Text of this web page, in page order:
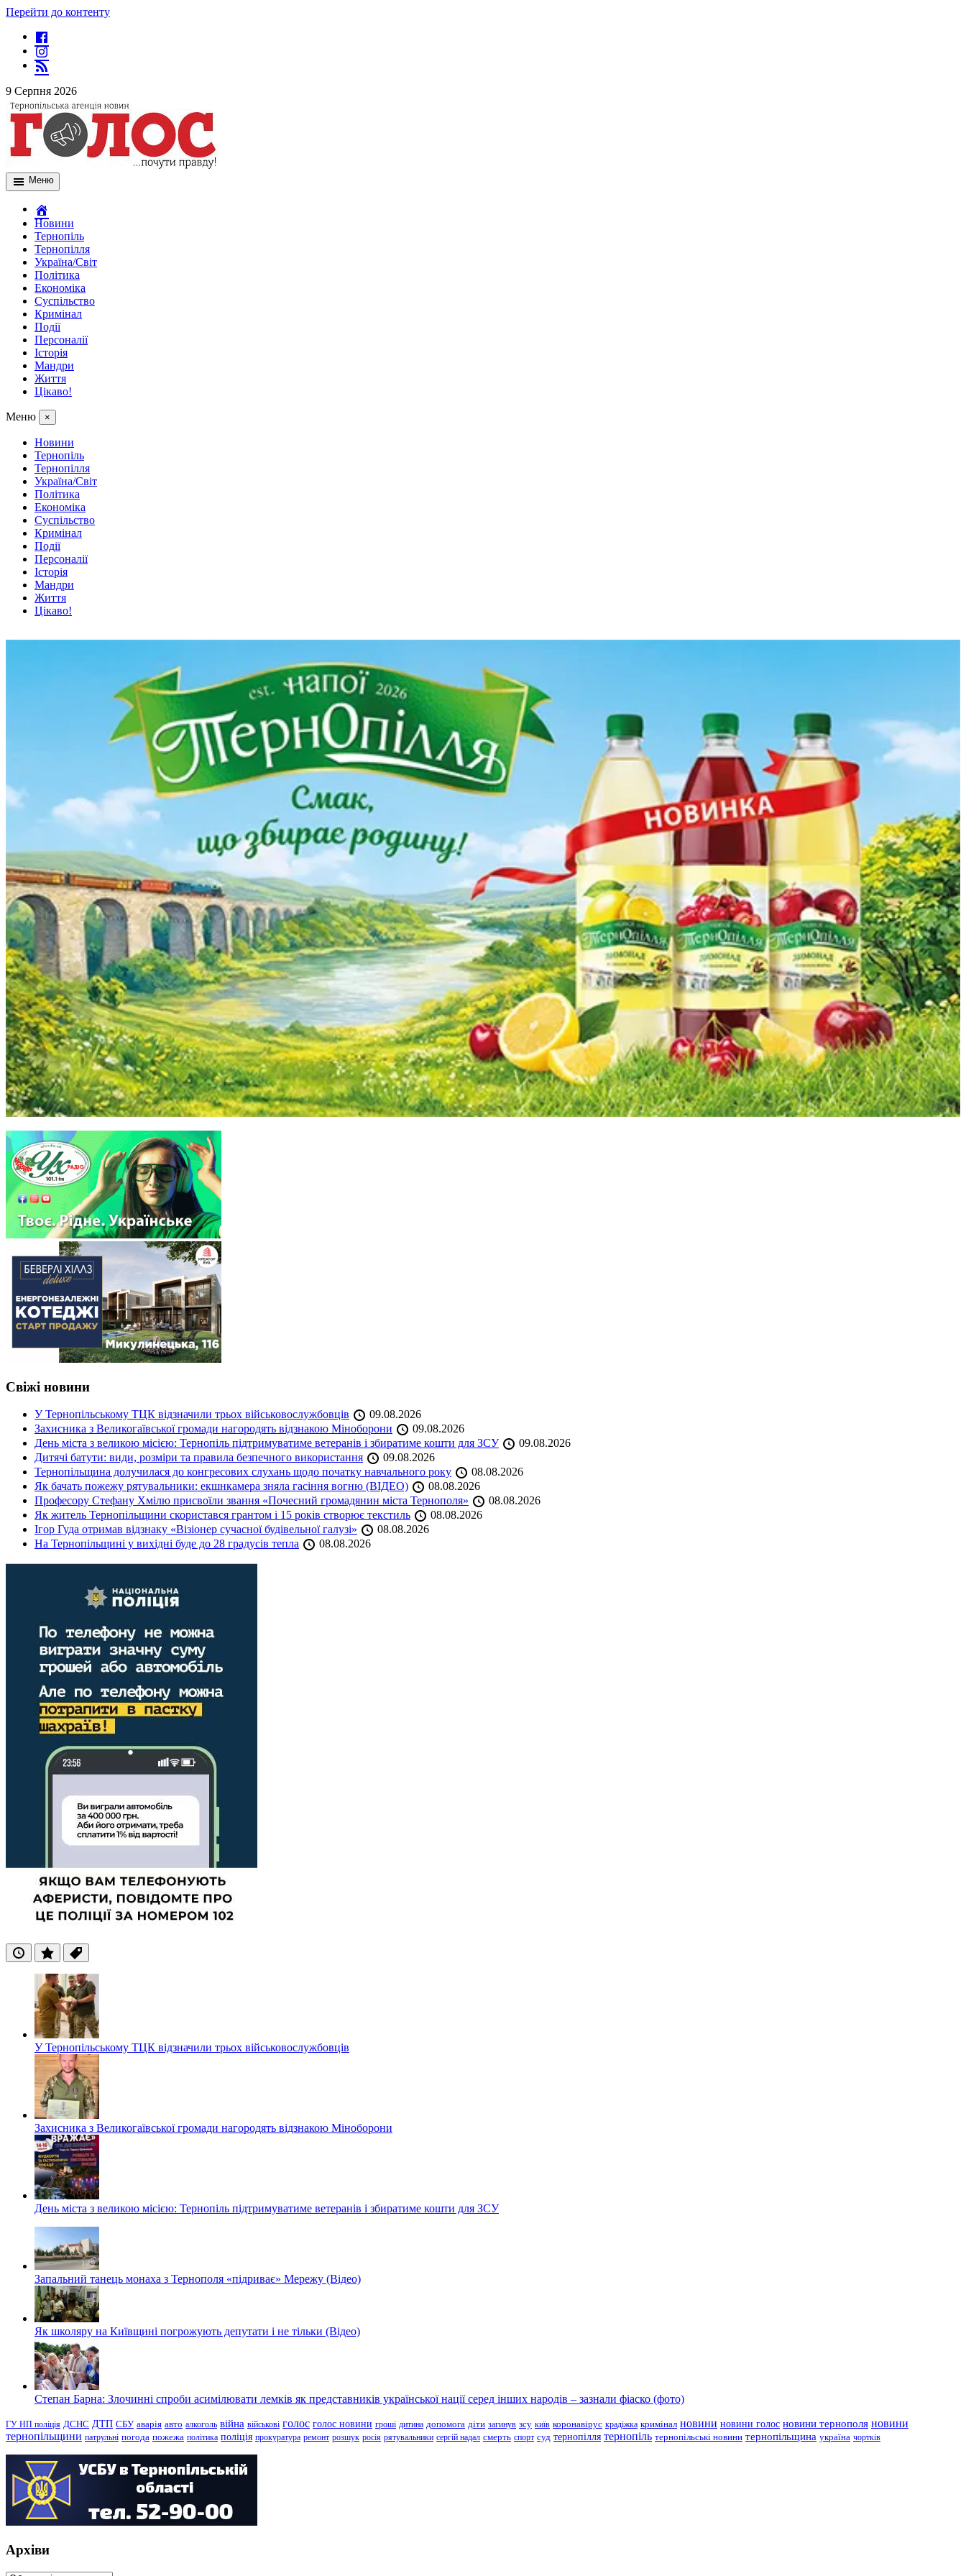
Перейти до контенту
9 Серпня 2026
Меню
Новини
Тернопіль
Тернопілля
Україна/Світ
Політика
Економіка
Суспільство
Кримінал
Події
Персоналії
Історія
Мандри
Життя
Цікаво!
Меню ×
Новини
Тернопіль
Тернопілля
Україна/Світ
Політика
Економіка
Суспільство
Кримінал
Події
Персоналії
Історія
Мандри
Життя
Цікаво!
Свіжі новини
У Тернопільському ТЦК відзначили трьох військовослужбовців
09.08.2026
Захисника з Великогаївської громади нагородять відзнакою Міноборони
09.08.2026
День міста з великою місією: Тернопіль підтримуватиме ветеранів і збиратиме кошти для ЗСУ
09.08.2026
Дитячі батути: види, розміри та правила безпечного використання
09.08.2026
Тернопільщина долучилася до конгресових слухань щодо початку навчального року
08.08.2026
Як бачать пожежу рятувальники: екшнкамера зняла гасіння вогню (ВІДЕО)
08.08.2026
Професору Стефану Хмілю присвоїли звання «Почесний громадянин міста Тернополя»
08.08.2026
Як житель Тернопільщини скористався грантом і 15 років створює текстиль
08.08.2026
Ігор Гуда отримав відзнаку «Візіонер сучасної будівельної галузі»
08.08.2026
На Тернопільщині у вихідні буде до 28 градусів тепла
08.08.2026
ОстанніПопулярні
Теги
У Тернопільському ТЦК відзначили трьох військовослужбовців
Захисника з Великогаївської громади нагородять відзнакою Міноборони
День міста з великою місією: Тернопіль підтримуватиме ветеранів і збиратиме кошти для ЗСУ
Запальний танець монаха з Тернополя «підриває» Мережу (Відео)
Як школяру на Київщині погрожують депутати і не тільки (Відео)
Степан Барна: Злочинні спроби асимілювати лемків як представників української нації серед інших народів – зазнали фіаско (фото)
ГУ НП поліція ДСНС ДТП СБУ аварія авто алкоголь війна військові голос голос новини гроші дитина допомога діти загинув зсу київ коронавірус крадіжка кримінал новини новини голос новини тернополя новини
тернопільщини патрульні погода пожежа політика поліція прокуратура ремонт розшук росія рятувальники сергій надал смерть спорт суд тернопілля тернопіль тернопільські новини тернопільщина україна чортків
Архіви